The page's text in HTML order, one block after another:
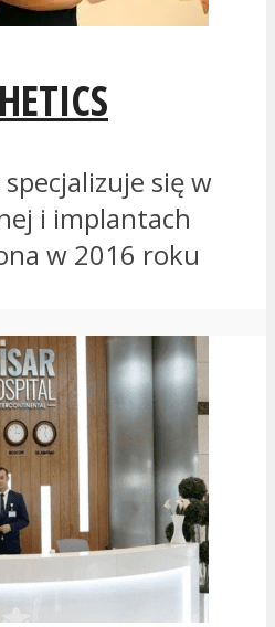
się w
i implantach
w 2016 roku